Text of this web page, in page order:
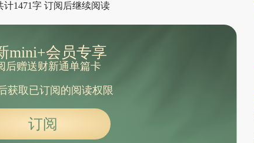
计1471字 订阅后继续阅读
mini+会员专享
后赠送财新通单篇卡
获取已订阅的阅读权限
订阅